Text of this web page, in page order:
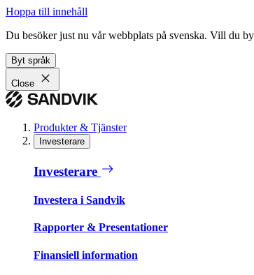
Hoppa till innehåll
Du besöker just nu vår webbplats på svenska. Vill du
Byt språk
Close
Produkter & Tjänster
Investerare
Investerare
Investera i Sandvik
Rapporter & Presentationer
Finansiell information